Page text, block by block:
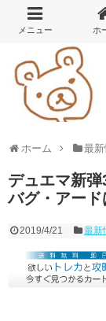
ホーム 最
デュエマ新
バグ・アード
2019/4/21 最新